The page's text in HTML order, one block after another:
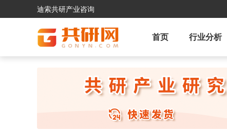
迪索共研产业咨询
首页 行业分析